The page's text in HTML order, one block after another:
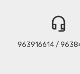
headset_mic
963916614 /